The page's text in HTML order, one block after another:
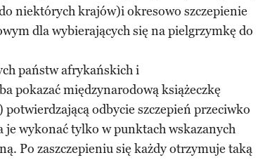
niektórych krajów)i okresowo szczepienie
dla wybierających się na pielgrzymkę do
państw afrykańskich i
pokazać międzynarodową książeczkę
potwierdzającą odbycie szczepień przeciwko
je wykonać tylko w punktach wskazanych
Po zaszczepieniu się każdy otrzymuje taką